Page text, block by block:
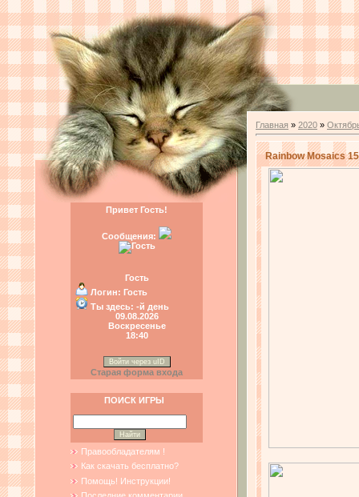
Привет Гость!
Сообщения:
Гость
Логин: Гость
Ты здесь: -й день
09.08.2026
Воскресенье
18:40
Войти через uID
Старая форма входа
ПОИСК ИГРЫ
Правообладателям !
Как скачать бесплатно?
Помощь! Инструкции!
Главная » 2020 »
Rainbow Mosaics